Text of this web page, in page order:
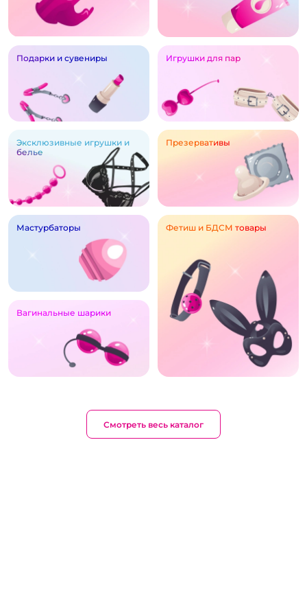
Подарки и сувениры Игрушки для пар
Эксклюзивные игрушки и
белье
Презервативы
Мастурбаторы
Вагинальные шарики
Фетиш и БДСМ товары
Смотреть весь каталог